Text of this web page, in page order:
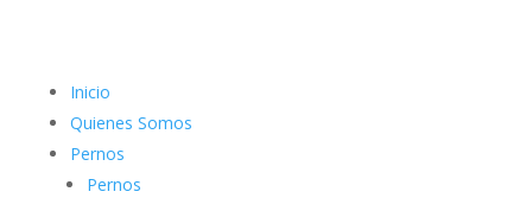
Inicio
Quienes Somos
Pernos
Pernos